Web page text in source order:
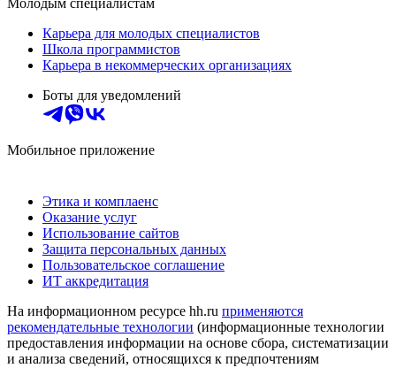
Карьера для молодых специалистов
Школа программистов
Карьера в некоммерческих организациях
Боты для уведомлений
Мобильное приложение
Этика и комплаенс
Оказание услуг
Использование сайтов
Защита персональных данных
Пользовательское соглашение
ИТ аккредитация
На информационном ресурсе hh.ru применяются
рекомендательные технологии (информационные технологии
предоставления информации на основе сбора, систематизации
и анализа сведений, относящихся к предпочтениям